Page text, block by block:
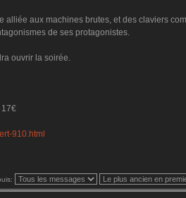
alliée aux machines brutes, et des claviers
de ses protagonistes.
ouvrir la soirée.
17€
910.html